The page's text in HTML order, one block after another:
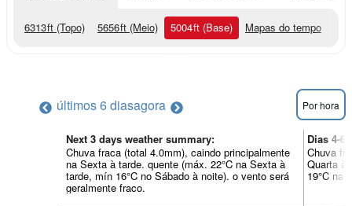
6313ft (Topo) 5656ft (Meio) 5004ft (Base) Mapas do tempo
últimos 6 diasagora Por hora
Next 3 days weather summary:
Chuva fraca (total 4.0mm), caindo principalmente
na Sexta à tarde. quente (máx. 22°C na Sexta à
tarde, mín 16°C no Sábado à noite). o vento será
geralmente fraco.
Dias 4-6
Chuva
Quarta à
19°C na